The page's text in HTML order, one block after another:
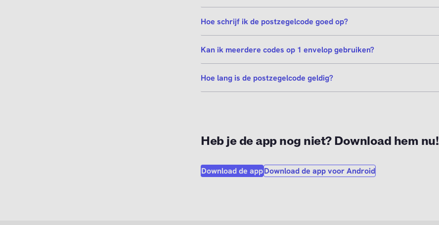
Hoe schrijf ik de postzegelcode goed op?
Kan ik meerdere codes op 1 envelop gebruiken?
Hoe lang is de postzegelcode geldig?
Heb je de app nog niet? Download hem nu!
Download de appDownload de app voor Android